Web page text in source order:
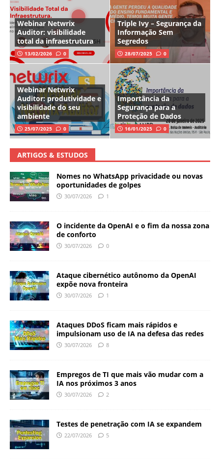
Webinar Netwrix
Auditor: visibilidade
total da infraestrutura
13/02/2026 0
Triple Ivy – Segurança da
Informação Sem
Segredos
28/07/2025 0
Webinar Netwrix
Auditor: produtividade e
visibilidade do seu
ambiente
25/07/2025 0
Importância da
Segurança para a
Proteção de Dados
16/01/2025 0
ARTIGOS & ESTUDOS
Nomes no WhatsApp privacidade ou novas
oportunidades de golpes
30/07/2026 1
O incidente da OpenAI e o fim da nossa zona
de conforto
30/07/2026 0
Ataque cibernético autônomo da OpenAI
expõe nova fronteira
30/07/2026 1
Ataques DDoS ficam mais rápidos e
impulsionam uso de IA na defesa das redes
30/07/2026 8
Empregos de TI que mais vão mudar com a
IA nos próximos 3 anos
30/07/2026 2
Testes de penetração com IA se expandem
22/07/2026 5